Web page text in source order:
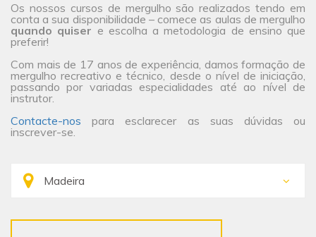
Os nossos cursos de mergulho são realizados tendo em
conta a sua disponibilidade – comece as aulas de mergulho
quando quiser e escolha a metodologia de ensino que
preferir!
Com mais de 17 anos de experiência, damos formação de
mergulho recreativo e técnico, desde o nível de iniciação,
passando por variadas especialidades até ao nível de
instrutor.
Contacte-nos para esclarecer as suas dúvidas ou
inscrever-se.